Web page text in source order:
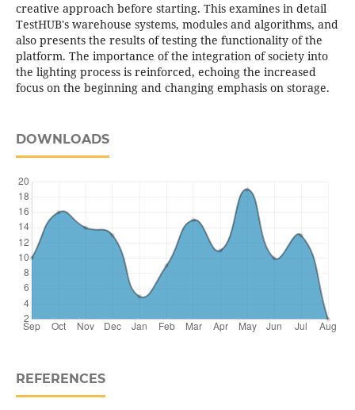
creative approach before starting. This examines in detail
TestHUB's warehouse systems, modules and algorithms, and
also presents the results of testing the functionality of the
platform. The importance of the integration of society into
the lighting process is reinforced, echoing the increased
focus on the beginning and changing emphasis on storage.
DOWNLOADS
REFERENCES